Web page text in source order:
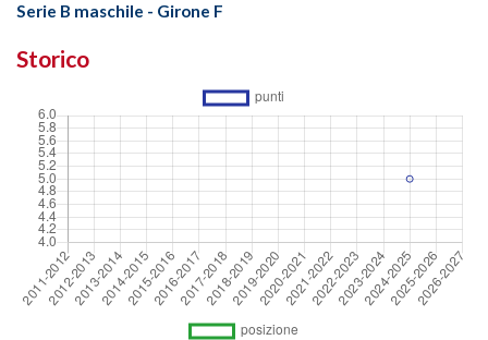
Serie B maschile - Girone F
Storico